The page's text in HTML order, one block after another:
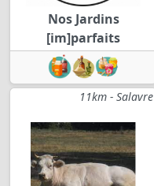
Nos Jardins
[im]parfaits
11km - Salavre